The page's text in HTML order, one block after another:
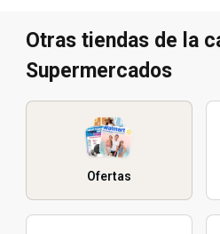
Otras tiendas de la
Supermercados
Ofertas